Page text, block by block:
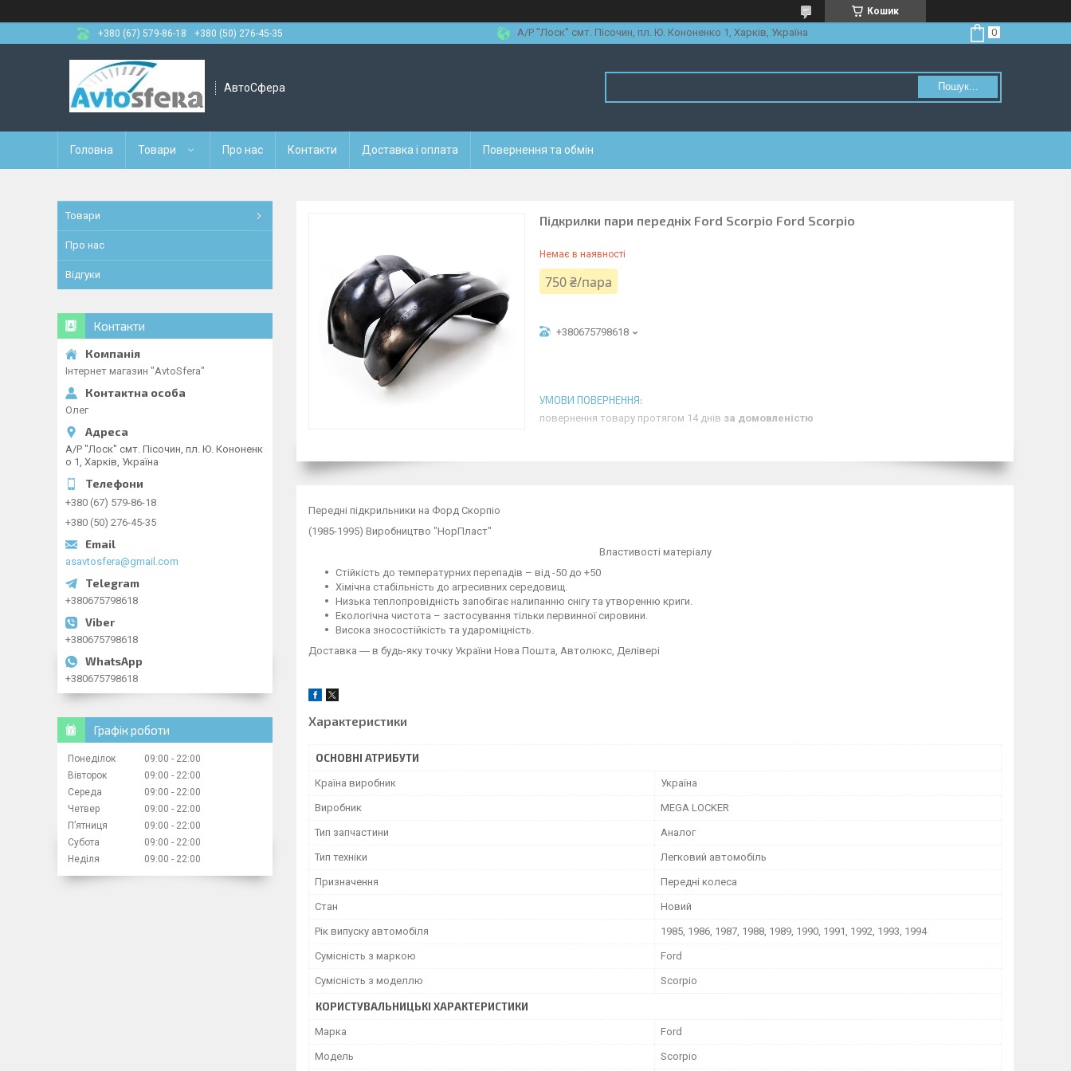
Кошик
+380 (67) 579-86-18
+380 (50) 276-45-35 А/Р "Лоск" смт. Пісочин, пл. Ю. Кононенко 1, Харків, Україна
АвтоСфера Пошук...
Головна Товари Про нас Контакти Доставка і оплата Повернення та обмін
Підкрилки пари передніх Ford Scorpio Ford Scorpio
Немає в наявності
750 ₴/пара
+380675798618
повернення товару протягом 14 днів за домовленістю
Передні підкрильники на Форд Скорпіо
(1985-1995) Виробництво "НорПласт"
Властивості матеріалу
Стійкість до температурних перепадів – від -50 до +50
Хімічна стабільність до агресивних середовищ.
Низька теплопровідність запобігає налипанню снігу та утворенню криги.
Екологічна чистота – застосування тільки первинної сировини.
Висока зносостійкість та удароміцність.
Доставка ― в будь-яку точку України Нова Пошта, Автолюкс, Делівері
Характеристики
ОСНОВНІ АТРИБУТИ
Країна виробник Україна
Виробник MEGA LOCKER
Тип запчастини Аналог
Тип техніки Легковий автомобіль
Призначення Передні колеса
Стан Новий
Рік випуску автомобіля 1985, 1986, 1987, 1988, 1989, 1990, 1991, 1992, 1993, 1994
Сумісність з маркою Ford
Сумісність з моделлю Scorpio
КОРИСТУВАЛЬНИЦЬКІ ХАРАКТЕРИСТИКИ
Марка Ford
Модель Scorpio
Товари
Про нас
Відгуки
Контакти
Інтернет магазин "AvtoSfera"
Олег
А/Р "Лоск" смт. Пісочин, пл. Ю. Кононенк
о 1, Харків, Україна
+380 (67) 579-86-18
+380 (50) 276-45-35
asavtosfera@gmail.com
+380675798618
+380675798618
+380675798618
Графік роботи
Понеділок 09:00
22:00
Вівторок
09:00
22:00
Середа
09:00
22:00
Четвер
09:00
22:00
Пʼятниця
09:00
22:00
Субота
09:00
22:00
Неділя
09:00 22:00